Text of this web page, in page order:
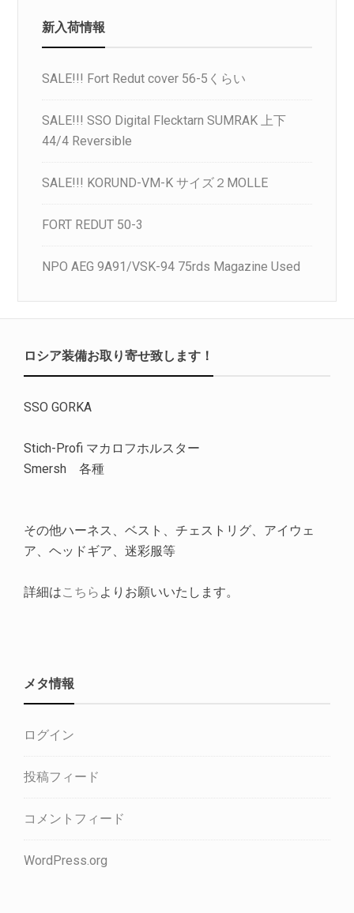
新入荷情報
SALE!!! Fort Redut cover 56-5くらい
SALE!!! SSO Digital Flecktarn SUMRAK 上下
44/4 Reversible
SALE!!! KORUND-VM-K サイズ２MOLLE
FORT REDUT 50-3
NPO AEG 9A91/VSK-94 75rds Magazine Used
ロシア装備お取り寄せ致します！
SSO GORKA
Stich-Profi マカロフホルスター
Smersh 各種
その他ハーネス、ベスト、チェストリグ、アイウェ
ア、ヘッドギア、迷彩服等
詳細はこちら よりお願いいたします。
メタ情報
ログイン
投稿フィード
コメントフィード
WordPress.org